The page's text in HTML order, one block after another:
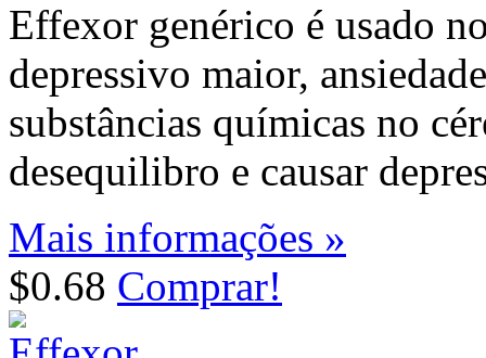
Effexor genérico é usado
depressivo maior,
substâncias químicas no
desequilibro e causar
Mais informações »
$0.68 Comprar!